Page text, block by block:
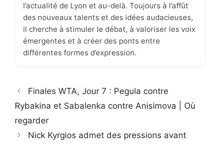
l’actualité de Lyon et au-delà. Toujours à l’affût
des nouveaux talents et des idées audacieuses,
il cherche à stimuler le débat, à valoriser les voix
émergentes et à créer des ponts entre
différentes formes d’expression.
Finales WTA, Jour 7 : Pegula contre
Rybakina et Sabalenka contre Anisimova | Où
regarder
Nick Kyrgios admet des pressions avant